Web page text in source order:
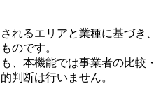
れるエリアと業種に基づき、
のです。
、本機能では事業者の比較・
判断は行いません。